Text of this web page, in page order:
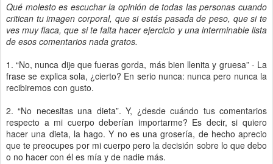
Qué molesto es escuchar la opinión de todas las personas cuando
critican tu imagen corporal, que si estás pasada de peso, que si te
ves muy flaca, que si te falta hacer ejercicio y una interminable lista
de esos comentarios nada gratos.
1. “No, nunca dije que fueras gorda, más bien llenita y gruesa” - La
frase se explica sola, ¿cierto? En serio nunca: nunca pero nunca la
recibiremos con gusto.
2. “No necesitas una dieta”. Y, ¿desde cuándo tus comentarios
respecto a mi cuerpo deberían importarme? Es decir, si quiero
hacer una dieta, la hago. Y no es una grosería, de hecho aprecio
que te preocupes por mi cuerpo pero la decisión sobre lo que debo
o no hacer con él es mía y de nadie más.